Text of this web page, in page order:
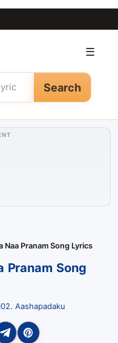
Search
☰
Naa Pranam Song Lyrics
Pranam Song
02. Aashapadaku